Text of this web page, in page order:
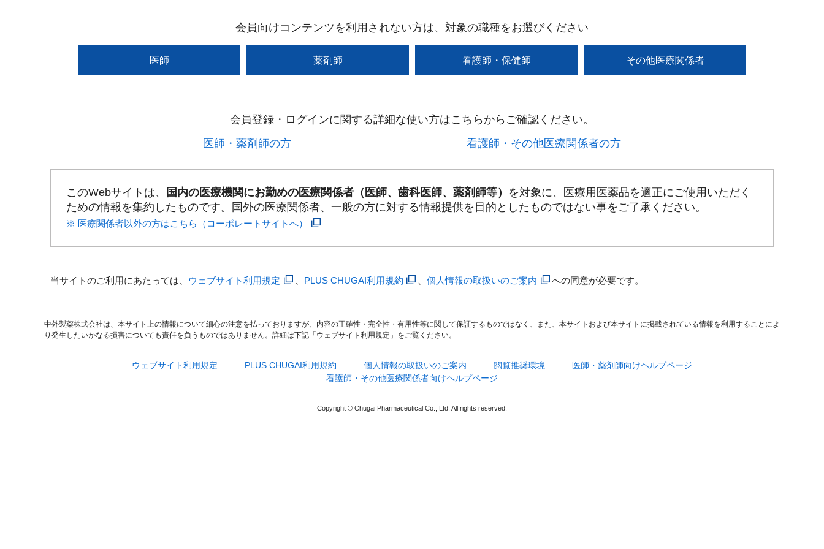
会員向けコンテンツを利用されない方は、対象の職種をお選びください
医師 薬剤師 看護師・保健師 その他医療関係者
会員登録・ログインに関する詳細な使い方はこちらからご確認ください。​
医師・薬剤師の方​
看護師・その他医療関係者の方​
このWebサイトは、 国内の医療機関にお勤めの医療関係者（医師、歯科医師、薬剤師等） を対象に、医療用医薬品を適正にご使用いただく
ための情報を集約したものです。国外の医療関係者、一般の方に対する情報提供を目的としたものではない事をご了承ください。
※ 医療関係者以外の方はこちら（コーポレートサイトへ）
当サイトのご利用にあたっては、 ウェブサイト利用規定 PLUS CHUGAI利用規約 、個人情報の取扱いのご案内 への同意が必要です。
中外製薬株式会社は、本サイト上の情報について細心の注意を払っておりますが、内容の正確性・完全性・有用性等に関して保証するものではなく、また、本サイトおよび本サイトに掲載されている情報を利用することによ
り発生したいかなる損害についても責任を負うものではありません。詳細は下記「ウェブサイト利用規定」をご覧ください。
ウェブサイト利用規定 PLUS CHUGAI利用規約 個人情報の取扱いのご案内 閲覧推奨環境
医師・薬剤師向けヘルプページ
看護師・その他医療関係者向けヘルプページ
Copyright © Chugai Pharmaceutical Co., Ltd. All rights reserved.